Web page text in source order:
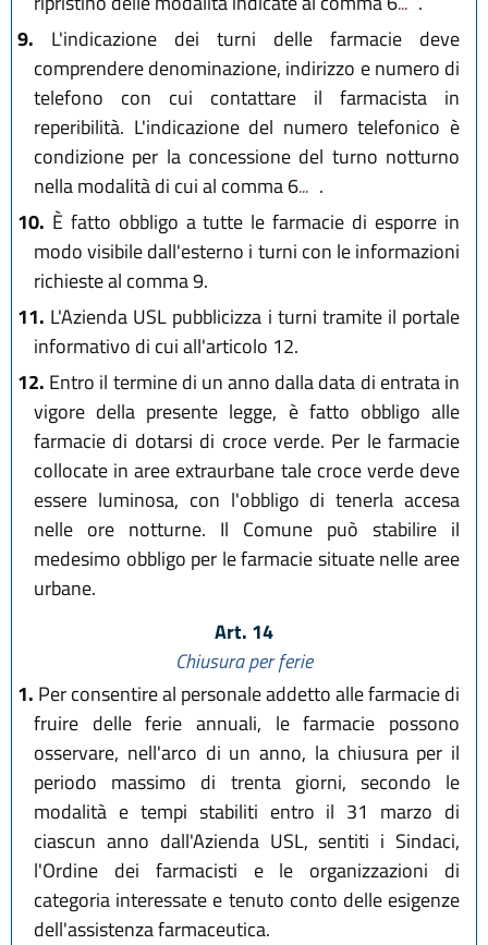
9. L'indicazione dei turni delle farmacie deve
comprendere denominazione, indirizzo e numero di
telefono con cui contattare il farmacista in
reperibilità. L'indicazione del numero telefonico è
condizione per la concessione del turno notturno
nella modalità di cui al comma 6... .
10. È fatto obbligo a tutte le farmacie di esporre in
modo visibile dall'esterno i turni con le informazioni
richieste al comma 9.
11. L'Azienda USL pubblicizza i turni tramite il portale
informativo di cui all'articolo 12.
12. Entro il termine di un anno dalla data di entrata in
vigore della presente legge, è fatto obbligo alle
farmacie di dotarsi di croce verde. Per le farmacie
collocate in aree extraurbane tale croce verde deve
essere luminosa, con l'obbligo di tenerla accesa
nelle ore notturne. Il Comune può stabilire il
medesimo obbligo per le farmacie situate nelle aree
urbane.
Art. 14
Chiusura per ferie
1. Per consentire al personale addetto alle farmacie di
fruire delle ferie annuali, le farmacie possono
osservare, nell'arco di un anno, la chiusura per il
periodo massimo di trenta giorni, secondo le
modalità e tempi stabiliti entro il 31 marzo di
ciascun anno dall'Azienda USL, sentiti i Sindaci,
l'Ordine dei farmacisti e le organizzazioni di
categoria interessate e tenuto conto delle esigenze
dell'assistenza farmaceutica.